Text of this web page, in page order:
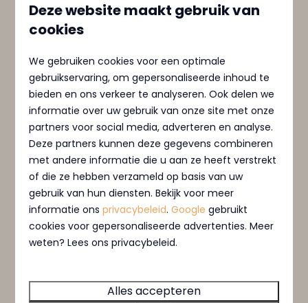
€ 352
€ 336
2 nachten
2 personen
Villa Nautica | 4 Pers.
MarinaPark Residentie Nieuw
Loosdrecht, Loosdrecht
Sommige
Twee luxe badkamers ensuite
Zicht op het water vanuit de
woonkamer
Terras met buitenhaard
Deze website maakt gebruik van
cookies
We gebruiken cookies voor een optimale
gebruikservaring, om gepersonaliseerde inhoud te
bieden en ons verkeer te analyseren. Ook delen we
informatie over uw gebruik van onze site met onze
partners voor social media, adverteren en analyse.
Deze partners kunnen deze gegevens combineren
met andere informatie die u aan ze heeft verstrekt
of die ze hebben verzameld op basis van uw
gebruik van hun diensten. Bekijk voor meer
informatie onsprivacybeleid.Google gebruikt
cookies voor gepersonaliseerde advertenties. Meer
weten? Lees ons privacybeleid.
Alles accepteren